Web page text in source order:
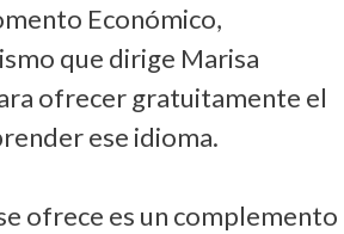
Económico,
que dirige Marisa
ofrecer gratuitamente el
ese idioma.
ofrece es un complemento